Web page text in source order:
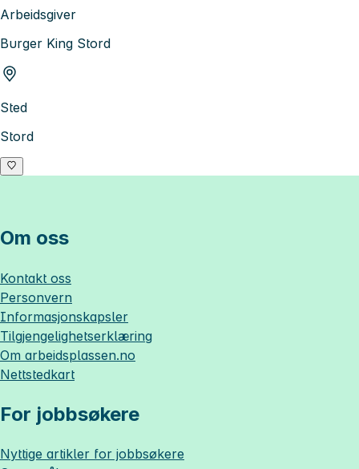
Arbeidsgiver
Burger King Stord
Sted
Stord
Om oss
Kontakt oss
Personvern
Informasjonskapsler
Tilgjengelighetserklæring
Om arbeidsplassen.no
Nettstedkart
For jobbsøkere
Nyttige artikler for jobbsøkere